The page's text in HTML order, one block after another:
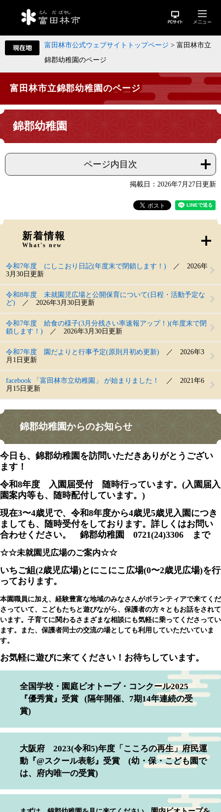
富田林市公式ウェブサイトトップページ > 富田林市立
錦郡幼稚園のページ
富田林市立錦郡幼稚園のページ
錦郡幼稚園
ページ内目次
掲載日：2026年7月27日更新
新着情報
What's new
令和7年度 にしこおり日記(年度末で閉鎖します！)
2026年
3月30日更新
令和8年度 未就園児広場と公開保育について(日程・活動予定な
ど)
2026年3月30日更新
令和7年度 給食の様子(3月分残さい率速報アップ！)(年度末で閉
鎖します！)
2026年3月30日更新
令和7年度 園だよりと行事予定(原則月初め更新)
2026年3
月1日更新
facebook 「富田林市立幼稚園」 が始まりました！
2021年6
月15日更新
錦郡幼稚園からのお知らせ
今日も、錦郡幼稚園を訪問いただきありがとうござい
ます！
令和8年度 入園届受付 随時行っています。(入園届入
園案内等も、随時配付しています。)
現在3〜4歳児で、令和8年度から4歳児5歳児入園につき
ましても、随時受付をしております。詳しくはお問い
合わせください。 錦郡幼稚園 0721(24)3306 まで
☆☆未就園児広場のご案内☆☆
いちご組(2歳児広場)と にこにこ広場(0〜2歳児広場)を行
っております。
本園職員に加え、経験豊富な地域のみなさんがボランティアで来てくだ
さっていて、こどもたちと遊びながら、保護者の方々ともお話をされて
います。子育てに関わるさまざまな相談にも気軽に乗ってくださってい
ます。また、保護者同士の交流の場としても利用していただいていま
す。
お気軽に遊びに来てください！お待ちしています。
全国学校・園庭ビオトープ・コンクール2025
『優秀賞』受賞 (隔年開催、7期14年連続の受
賞)
大阪府 2023(令和5)年度「こころの再生」府民運
動『@スクール表彰』受賞 (幼・保・こども園で
は、府内唯一の受賞)